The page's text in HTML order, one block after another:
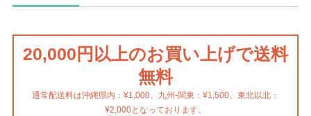
20,000円以上のお買い上げで送料
無料
通常配送料は沖縄県内：¥1,000、九州-関東：¥1,500、東北以北：
¥2,000となっております。